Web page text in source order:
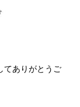
てありがとうご